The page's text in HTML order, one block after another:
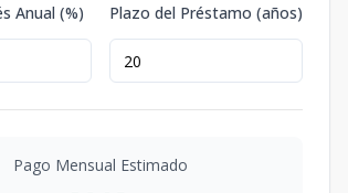
Anual (%) Plazo del Préstamo (años)
Pago Mensual Estimado